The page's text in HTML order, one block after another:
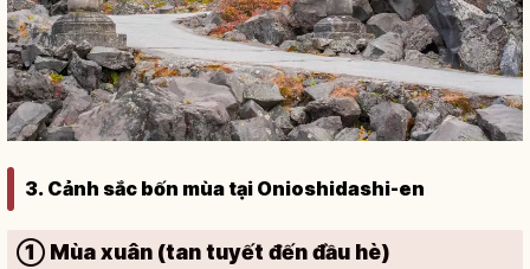
3. Cảnh sắc bốn mùa tại Onioshidashi-en
① Mùa xuân (tan tuyết đến đầu hè)